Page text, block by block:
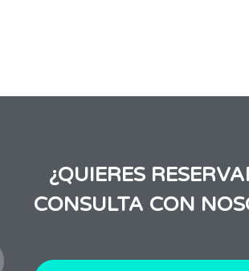
¿QUIERES
CONSULTA CON